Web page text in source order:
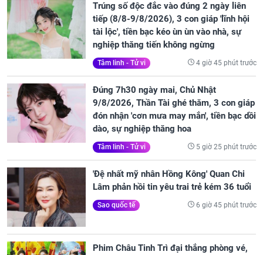
Trúng số độc đắc vào đúng 2 ngày liên
tiếp (8/8-9/8/2026), 3 con giáp 'lĩnh hội
tài lộc', tiền bạc kéo ùn ùn vào nhà, sự
nghiệp thăng tiến không ngừng
Tâm linh - Tử vi 4 giờ 45 phút trước
Đúng 7h30 ngày mai, Chủ Nhật
9/8/2026, Thần Tài ghé thăm, 3 con giáp
đón nhận 'cơn mưa may mắn', tiền bạc dồi
dào, sự nghiệp thăng hoa
Tâm linh - Tử vi 5 giờ 25 phút trước
'Đệ nhất mỹ nhân Hồng Kông' Quan Chi
Lâm phản hồi tin yêu trai trẻ kém 36 tuổi
Sao quốc tế 6 giờ 45 phút trước
Phim Châu Tinh Trì đại thắng phòng vé,